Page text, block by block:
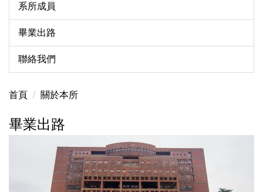
系所成員
畢業出路
聯絡我們
首頁 關於本所
畢業出路